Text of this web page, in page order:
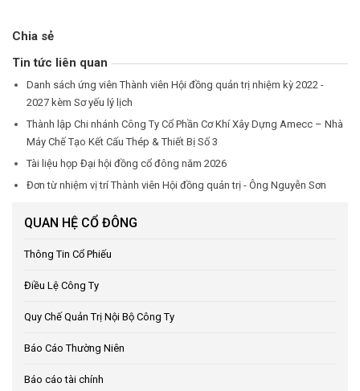
Chia sẻ
Tin tức liên quan
Danh sách ứng viên Thành viên Hội đồng quản trị nhiệm kỳ 2022 -
2027 kèm Sơ yếu lý lịch
Thành lập Chi nhánh Công Ty Cổ Phần Cơ Khí Xây Dựng Amecc – Nhà
Máy Chế Tạo Kết Cấu Thép & Thiết Bị Số 3
Tài liệu họp Đại hội đồng cổ đông năm 2026
Đơn từ nhiệm vị trí Thành viên Hội đồng quản trị - Ông Nguyễn Sơn
QUAN HỆ CỔ ĐÔNG
Thông Tin Cổ Phiếu
Điều Lệ Công Ty
Quy Chế Quản Trị Nội Bộ Công Ty
Báo Cáo Thường Niên
Báo cáo tài chính